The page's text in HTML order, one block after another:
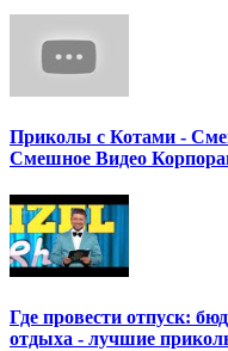
Приколы с Котами -
Смешное Видео
Где провести отпуск:
отдыха - лучшие